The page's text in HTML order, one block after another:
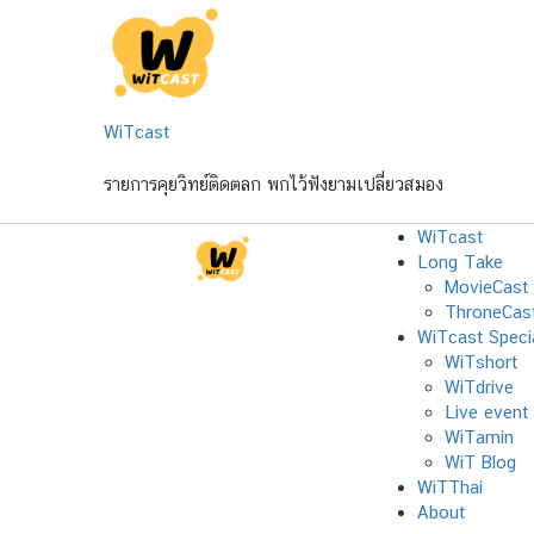
WiTcast
รายการคุยวิทย์ติดตลก พกไว้ฟังยามเปลี่ยวสมอง
WiTcast
Long Take
MovieCast
WiTcast
WiTshort
WiTdrive
Live event
WiTamin
WiT Blog
WiTThai
About